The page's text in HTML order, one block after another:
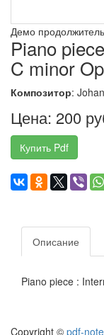
Демо
Piano
C minor
Композитор:
Цена: 200
Купить Pdf
Описание
Piano piece :
Copyright © pdf-